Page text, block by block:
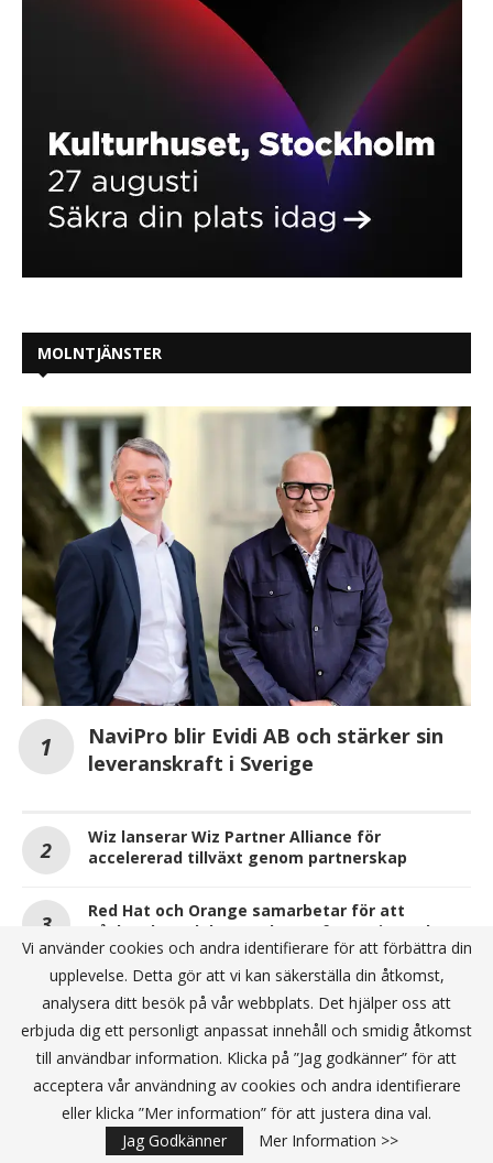
MOLNTJÄNSTER
NaviPro blir Evidi AB och stärker sin
leveranskraft i Sverige
Wiz lanserar Wiz Partner Alliance för
accelererad tillväxt genom partnerskap
Red Hat och Orange samarbetar för att
påskynda molnbaserad transformation och
mjukvarudriven tjänsteutveckling i
telekombranschen
ANNONS
Vi använder cookies och andra identifierare för att förbättra din
upplevelse. Detta gör att vi kan säkerställa din åtkomst,
analysera ditt besök på vår webbplats. Det hjälper oss att
erbjuda dig ett personligt anpassat innehåll och smidig åtkomst
till användbar information. Klicka på ”Jag godkänner” för att
acceptera vår användning av cookies och andra identifierare
eller klicka ”Mer information” för att justera dina val.
Jag Godkänner
Mer Information >>